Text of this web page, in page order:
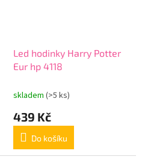
Led hodinky Harry Potter
Eur hp 4118
skladem (>5 ks)
439 Kč
Do košíku